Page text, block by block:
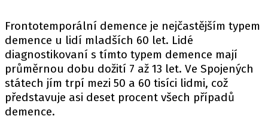
Frontotemporální demence je nejčastějším typem
demence u lidí mladších 60 let. Lidé
diagnostikovaní s tímto typem demence mají
průměrnou dobu dožití 7 až 13 let. Ve Spojených
státech jím trpí mezi 50 a 60 tisíci lidmi, což
představuje asi deset procent všech případů
demence.